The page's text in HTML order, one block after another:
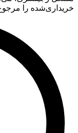
خریداری‌شده را